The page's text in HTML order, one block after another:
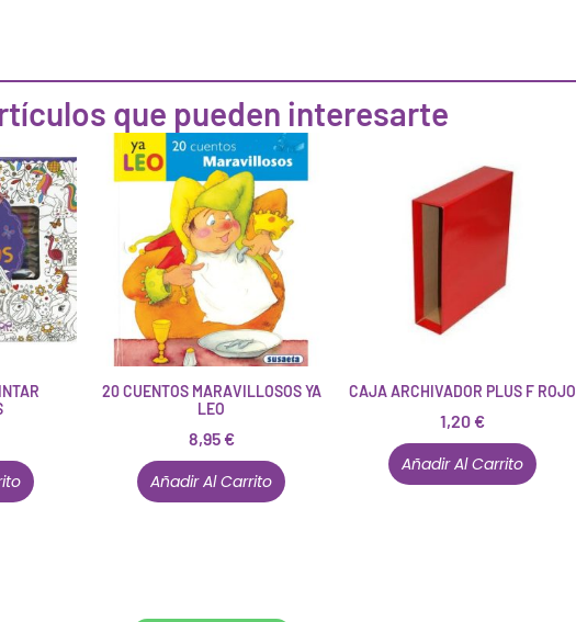
que pueden interesarte
20 CUENTOS MARAVILLOSOS YA
LEO
8,95 €
Añadir Al Carrito
CAJA ARCHIVADOR PLUS F ROJO
1,20 €
Añadir Al Carrito